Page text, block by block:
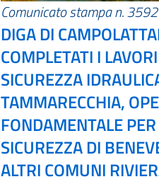
Comunicato stampa n.
DIGA DI
COMPLETATI I
SICUREZZA
TAMMARECCHIA,
FONDAMENTALE
SICUREZZA DI
ALTRI COMUNI